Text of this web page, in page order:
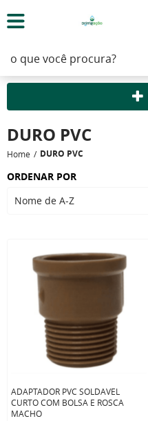
DURO PVC
Home DURO PVC
ORDENAR POR
Nome de A-Z
ADAPTADOR PVC SOLDAVEL
CURTO COM BOLSA E ROSCA
MACHO